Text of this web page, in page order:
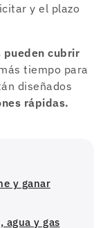
y el plazo
pueden cubrir
tiempo para
diseñados
rápidas.
y ganar
agua y gas